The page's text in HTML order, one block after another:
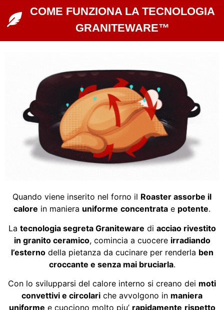
COME FUNZIONA LA TECNOLOGIA
GRANITEWARE™
Quando viene inserito nel forno il Roaster assorbe il
calore in maniera uniforme concentrata e potente.
La tecnologia segreta Graniteware di acciao rivestito
in granito ceramico, comincia a cuocere irradiando
l’esternodella pietanza da cucinare per renderla ben
croccante e senza mai bruciarla.
Con lo svilupparsi del calore interno si creano dei moti
convettivi e circolari che avvolgono in maniera
uniforme e cuociono molto piu’ rapidamente rispetto